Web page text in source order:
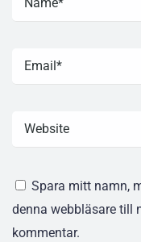
Spara mitt namn,
denna webbläsare till
kommentar.